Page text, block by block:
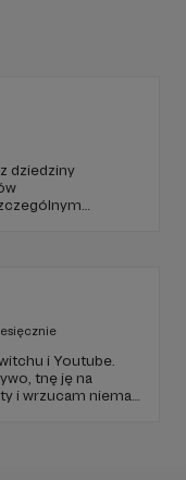
dziedziny
i Youtube.
tnę ję na
i wrzucam niemal